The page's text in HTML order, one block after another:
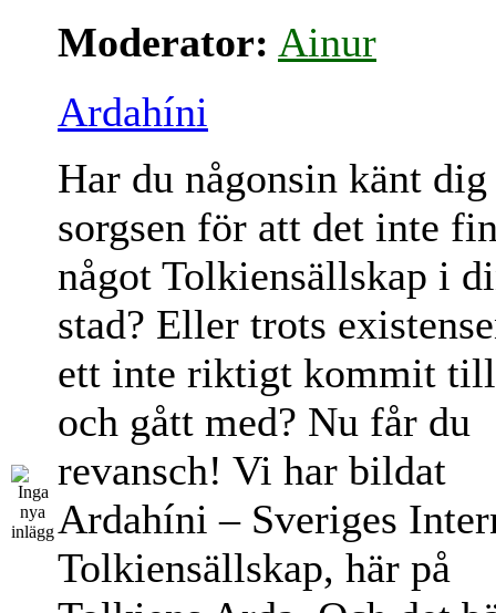
Moderator: Ainur
Ardahíni
Har du någonsin känt dig
sorgsen för att det inte
något Tolkiensällskap i
stad? Eller trots
ett inte riktigt kommit
och gått med? Nu får du
revansch! Vi har bildat
Ardahíni – Sveriges
Tolkiensällskap, här på